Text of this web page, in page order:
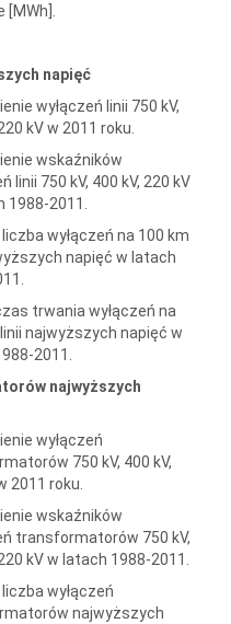
napięć
wyłączeń linii 750 kV,
kV w 2011 roku.
wskaźników
linii 750 kV, 400 kV, 220 kV
1988-2011.
wyłączeń na 100 km
napięć w latach
trwania wyłączeń na
najwyższych napięć w
2011.
najwyższych
wyłączeń
750 kV, 400 kV,
2011 roku.
wskaźników
transformatorów 750 kV,
kV w latach 1988-2011.
wyłączeń
najwyższych